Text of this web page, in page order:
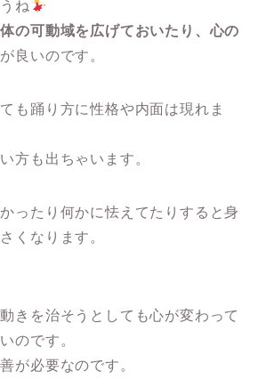
ね
の可動域を広げておいたり、心の
良いのです。
も踊り方に性格や内面は現れま
方も出ちゃいます。
ったり何かに怯えてたりすると身
くなります。
きを治そうとしても心が変わって
のです。
が必要なのです。